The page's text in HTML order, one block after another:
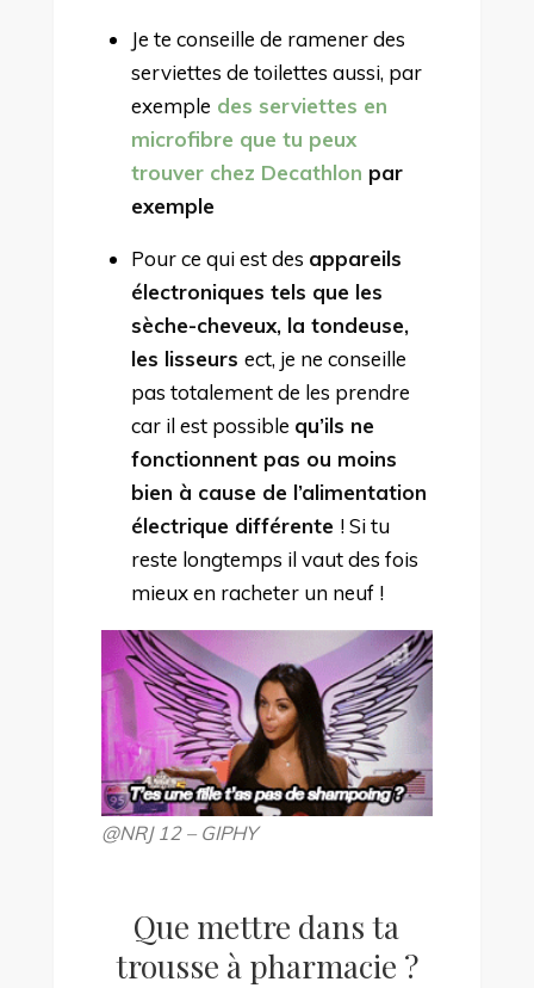
Je te conseille de ramener des
serviettes de toilettes aussi, par
exemple des serviettes en
microfibre que tu peux
trouver chez Decathlon par
exemple
Pour ce qui est des appareils
électroniques tels que les
sèche-cheveux, la tondeuse,
les lisseursect, je ne conseille
pas totalement de les prendre
car il est possible qu’ils ne
fonctionnent pas ou moins
bien à cause de l’alimentation
électrique différente ! Si tu
reste longtemps il vaut des fois
mieux en racheter un neuf !
@NRJ 12 – GIPHY
Que mettre dans ta
trousse à pharmacie ?